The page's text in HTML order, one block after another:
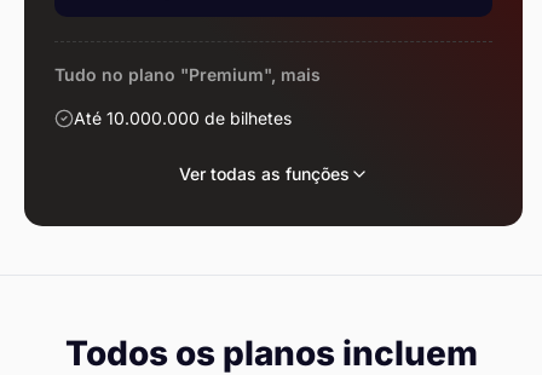
Tudo no plano "Premium", mais
Até 10.000.000 de bilhetes
Ver todas as funções
Todos os planos incluem